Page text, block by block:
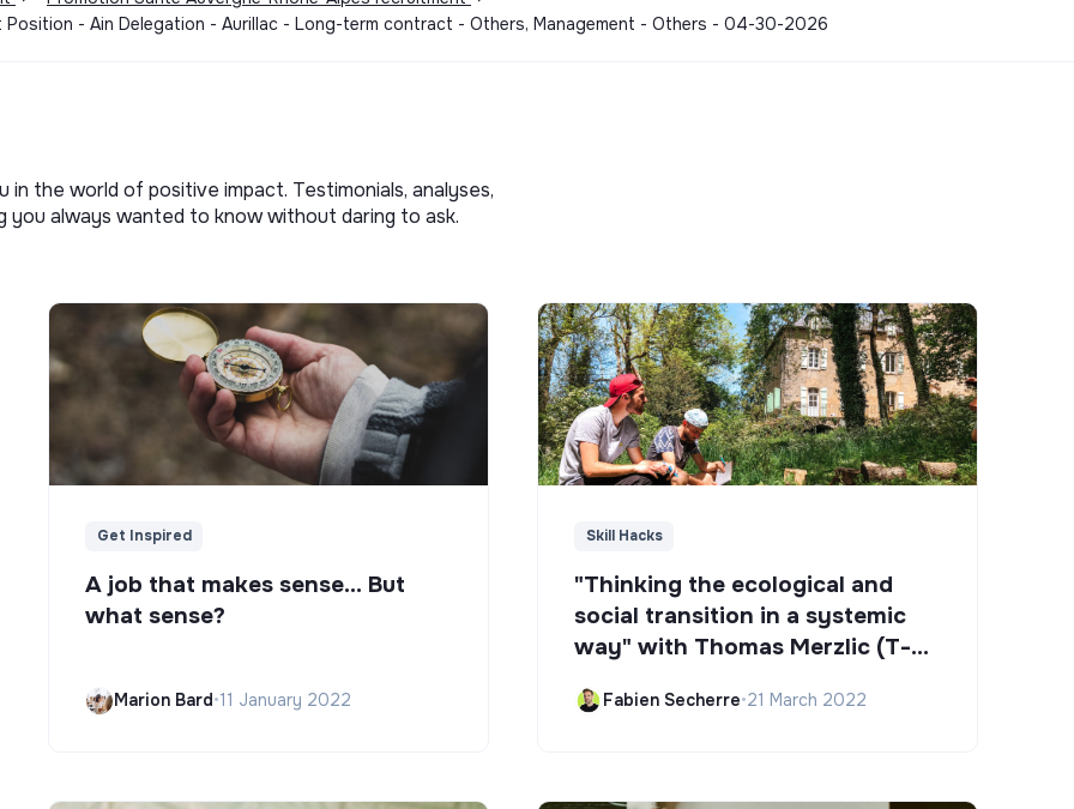
Position - Ain Delegation - Aurillac - Long-term contract - Others, Management - Others - 04-30-2026
the world of positive impact. Testimonials, analyses,
always wanted to know without daring to ask.
Get Inspired
A job that makes sense... But
what sense?
Marion Bard•11 January 2022
Skill Hacks
"Thinking the ecological and
social transition in a systemic
way" with Thomas Merzlic (T-
Fabien Secherre•21 March 2022